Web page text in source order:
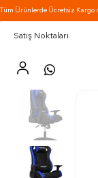
Satış Noktaları